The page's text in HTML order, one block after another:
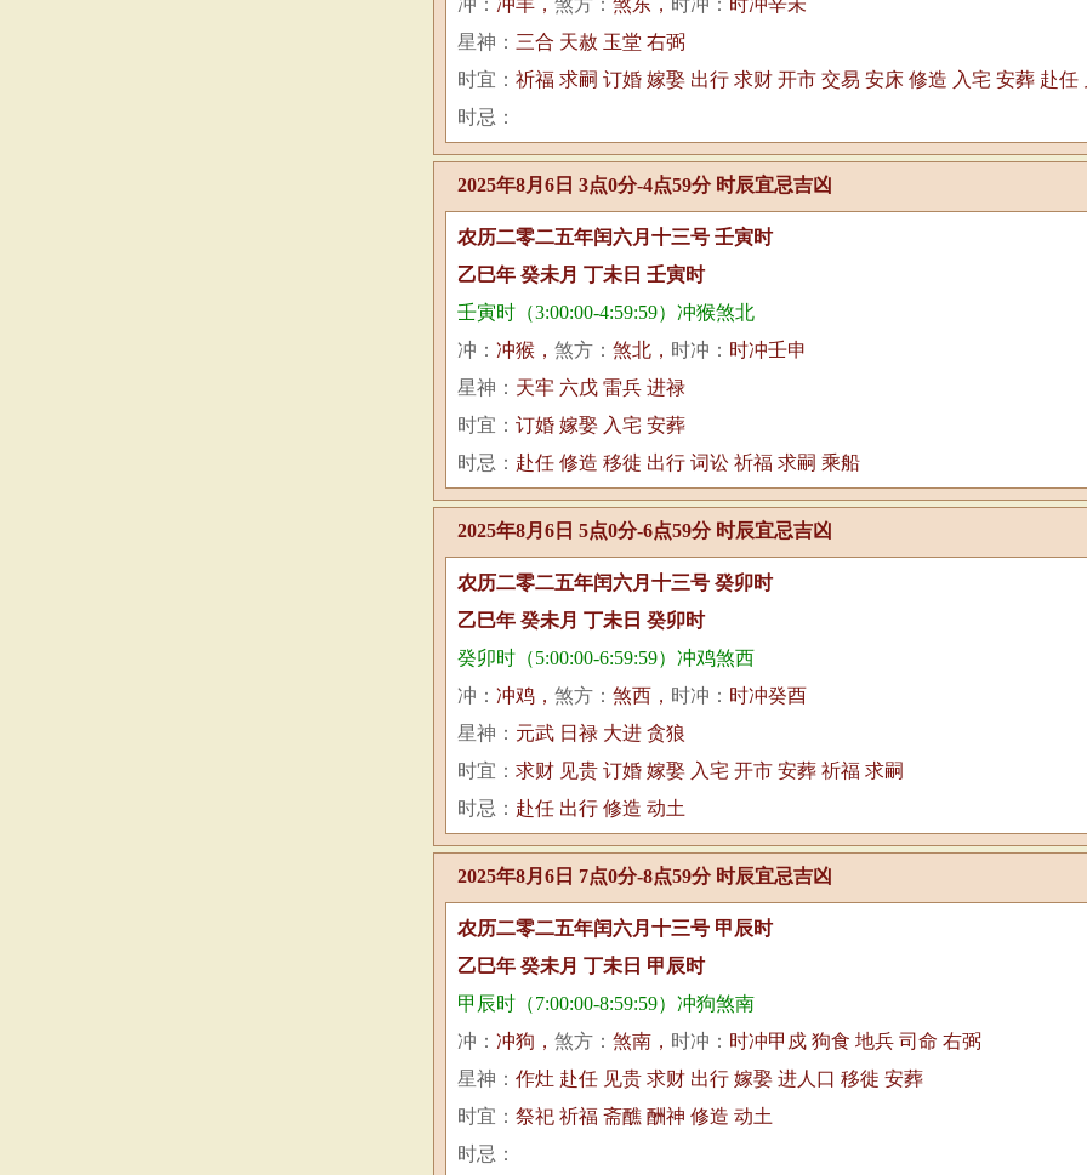
冲： 冲羊， 煞方： 煞东， 时冲： 时冲辛未
星神： 三合 天赦 玉堂 右弼
时宜： 祈福 求嗣 订婚 嫁娶 出行 求财 开市 交易 安床 修造 入宅 安葬 赴任
时忌：
2025年8月6日 3点0分-4点59分 时辰宜忌吉凶
农历二零二五年闰六月十三号 壬寅时
乙巳年 癸未月 丁未日 壬寅时
壬寅时（3:00:00-4:59:59）冲猴煞北
冲： 冲猴， 煞方： 煞北， 时冲： 时冲壬申
星神： 天牢 六戊 雷兵 进禄
时宜： 订婚 嫁娶 入宅 安葬
时忌： 赴任 修造 移徙 出行 词讼 祈福 求嗣 乘船
2025年8月6日 5点0分-6点59分 时辰宜忌吉凶
农历二零二五年闰六月十三号 癸卯时
乙巳年 癸未月 丁未日 癸卯时
癸卯时（5:00:00-6:59:59）冲鸡煞西
冲： 冲鸡， 煞方： 煞西， 时冲： 时冲癸酉
星神： 元武 日禄 大进 贪狼
时宜： 求财 见贵 订婚 嫁娶 入宅 开市 安葬 祈福 求嗣
时忌： 赴任 出行 修造 动土
2025年8月6日 7点0分-8点59分 时辰宜忌吉凶
农历二零二五年闰六月十三号 甲辰时
乙巳年 癸未月 丁未日 甲辰时
甲辰时（7:00:00-8:59:59）冲狗煞南
冲： 冲狗， 煞方： 煞南， 时冲： 时冲甲戍 狗食 地兵 司命 右弼
星神： 作灶 赴任 见贵 求财 出行 嫁娶 进人口 移徙 安葬
时宜： 祭祀 祈福 斋醮 酬神 修造 动土
时忌：